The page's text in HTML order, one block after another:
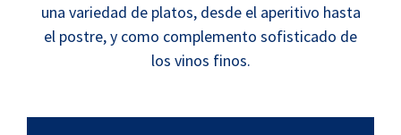
una variedad de platos, desde el aperitivo hasta
el postre, y como complemento sofisticado de
los vinos finos.